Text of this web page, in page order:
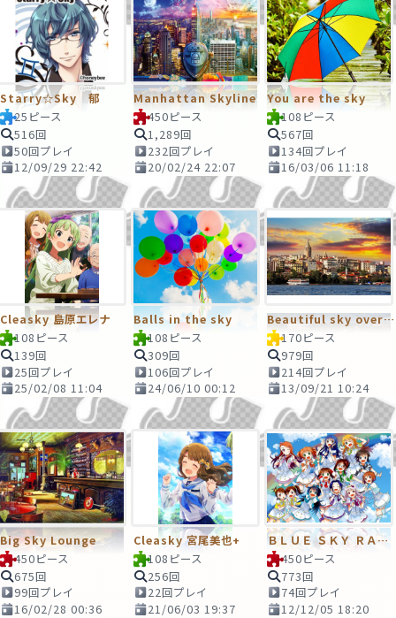
Starry☆Sky 郁
25ピース
516回
50回プレイ
12/09/29 22:42
Manhattan Skyline
450ピース
1,289回
232回プレイ
20/02/24 22:07
You are the sky
108ピース
567回
134回プレイ
16/03/06 11:18
Cleasky 島原エレナ
108ピース
139回
25回プレイ
25/02/08 11:04
Balls in the sky
108ピース
309回
106回プレイ
24/06/10 00:12
Beautiful sky over Istanbul
170ピース
979回
214回プレイ
13/09/21 10:24
Big Sky Lounge
450ピース
675回
99回プレイ
16/02/28 00:36
Cleasky 宮尾美也+
108ピース
256回
22回プレイ
21/06/03 19:37
ＢＬＵＥ ＳＫＹ ＲＡＮＢＯＷ
450ピース
773回
74回プレイ
12/12/05 18:20